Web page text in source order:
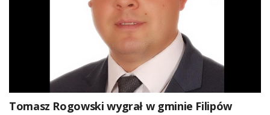
Tomasz Rogowski wygrał w gminie Filipów